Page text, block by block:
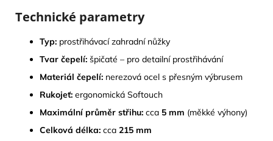
Technické parametry
Typ: prostřihávací zahradní nůžky
Tvar čepelí: špičaté – pro detailní prostřihávání
Materiál čepelí: nerezová ocel s přesným výbrusem
Rukojeť: ergonomická Softouch
Maximální průměr střihu: cca 5 mm (měkké výhony)
Celková délka: cca 215 mm